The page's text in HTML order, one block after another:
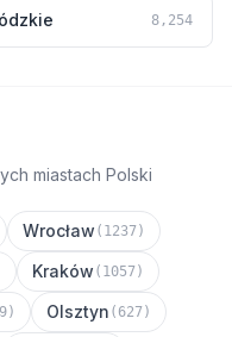
8,254
miastach Polski
Wrocław (1237)
Kraków (1057)
Olsztyn (627)